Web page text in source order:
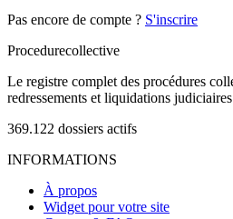
Pas encore de compte ? S'inscrire
Procedurecollective
Le registre complet des procédures
redressements et liquidations
369.122 dossiers actifs
INFORMATIONS
À propos
Widget pour votre site